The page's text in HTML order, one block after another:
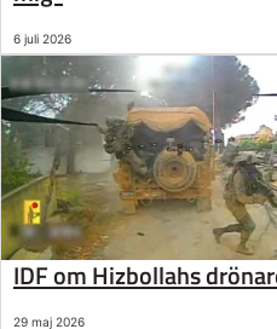
6 juli 2026
IDF om Hizbollahs
29 maj 2026